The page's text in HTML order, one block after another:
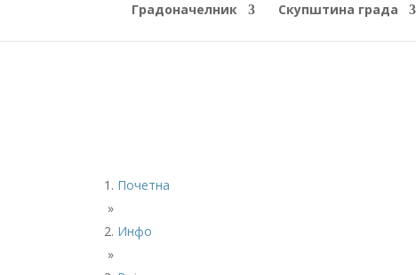
Градоначелник Скупштина града
Почетна
»
Инфо
»